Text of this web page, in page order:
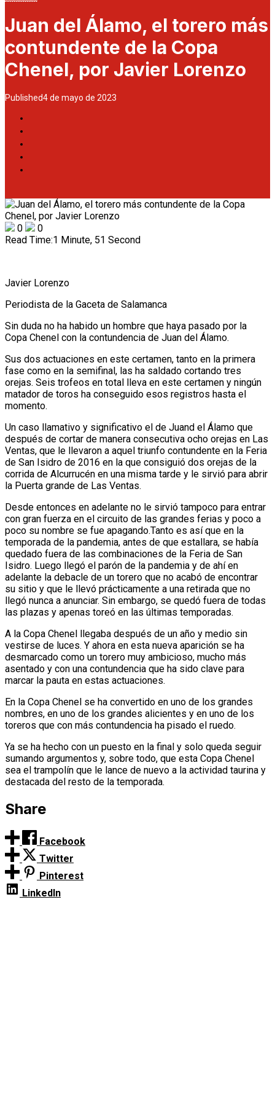
Juan del Álamo, el torero más
contundente de la Copa
Chenel, por Javier Lorenzo
Published4 de mayo de 2023
0
0
Read Time:1 Minute, 51 Second
Javier Lorenzo
Periodista de la Gaceta de Salamanca
Sin duda no ha habido un hombre que haya pasado por la
Copa Chenel con la contundencia de Juan del Álamo.
Sus dos actuaciones en este certamen, tanto en la primera
fase como en la semifinal, las ha saldado cortando tres
orejas. Seis trofeos en total lleva en este certamen y ningún
matador de toros ha conseguido esos registros hasta el
momento.
Un caso llamativo y significativo el de Juand el Álamo que
después de cortar de manera consecutiva ocho orejas en Las
Ventas, que le llevaron a aquel triunfo contundente en la Feria
de San Isidro de 2016 en la que consiguió dos orejas de la
corrida de Alcurrucén en una misma tarde y le sirvió para abrir
la Puerta grande de Las Ventas.
Desde entonces en adelante no le sirvió tampoco para entrar
con gran fuerza en el circuito de las grandes ferias y poco a
poco su nombre se fue apagando.Tanto es así que en la
temporada de la pandemia, antes de que estallara, se había
quedado fuera de las combinaciones de la Feria de San
Isidro. Luego llegó el parón de la pandemia y de ahí en
adelante la debacle de un torero que no acabó de encontrar
su sitio y que le llevó prácticamente a una retirada que no
llegó nunca a anunciar. Sin embargo, se quedó fuera de todas
las plazas y apenas toreó en las últimas temporadas.
A la Copa Chenel llegaba después de un año y medio sin
vestirse de luces. Y ahora en esta nueva aparición se ha
desmarcado como un torero muy ambicioso, mucho más
asentado y con una contundencia que ha sido clave para
marcar la pauta en estas actuaciones.
En la Copa Chenel se ha convertido en uno de los grandes
nombres, en uno de los grandes alicientes y en uno de los
toreros que con más contundencia ha pisado el ruedo.
Ya se ha hecho con un puesto en la final y solo queda seguir
sumando argumentos y, sobre todo, que esta Copa Chenel
sea el trampolín que le lance de nuevo a la actividad taurina y
destacada del resto de la temporada.
Share
Facebook
Twitter
Pinterest
LinkedIn